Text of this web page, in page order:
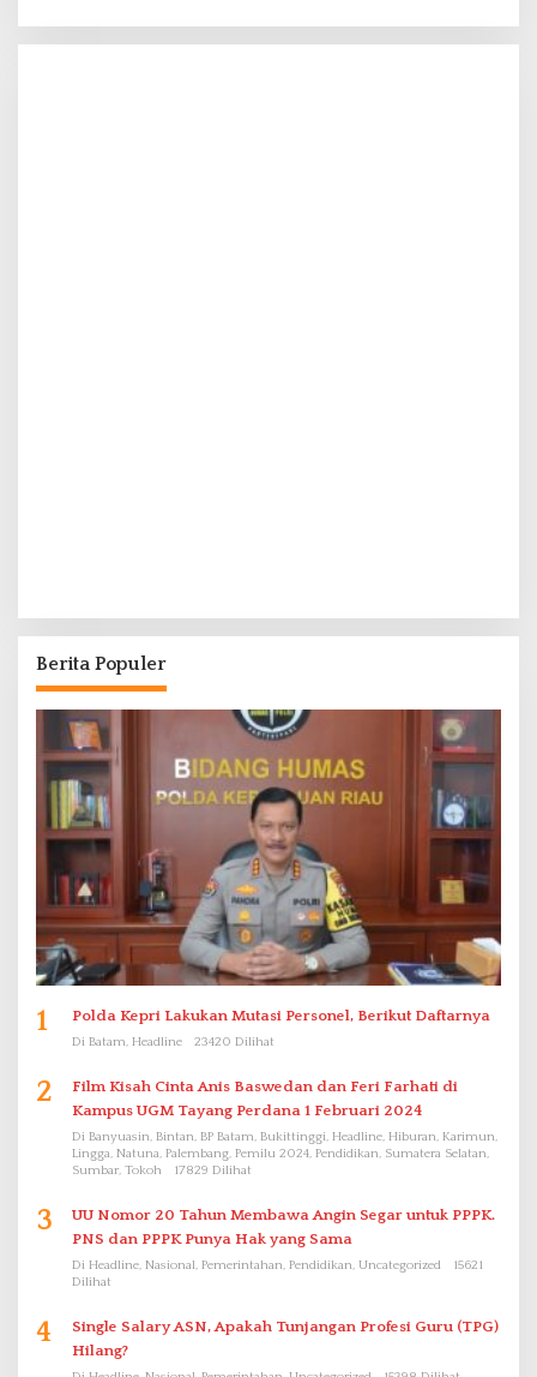
Berita Populer
1 Polda Kepri Lakukan Mutasi Personel, Berikut Daftarnya
Di Batam, Headline 23420 Dilihat
2
Film Kisah Cinta Anis Baswedan dan Feri Farhati di
Kampus UGM Tayang Perdana 1 Februari 2024
Di Banyuasin, Bintan, BP Batam, Bukittinggi, Headline, Hiburan, Karimun,
Lingga, Natuna, Palembang, Pemilu 2024, Pendidikan, Sumatera Selatan,
Sumbar, Tokoh
17829 Dilihat
3
UU Nomor 20 Tahun Membawa Angin Segar untuk PPPK.
PNS dan PPPK Punya Hak yang Sama
Di Headline, Nasional, Pemerintahan, Pendidikan, Uncategorized
15621
Dilihat
4
Single Salary ASN, Apakah Tunjangan Profesi Guru (TPG)
Hilang?